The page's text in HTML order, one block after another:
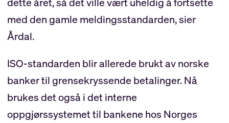
med den gamle meldingsstandarden, sier
Årdal.
ISO-standarden blir allerede brukt av norske
banker til grensekryssende betalinger. Nå
brukes det også i det interne
oppgjørssystemet til bankene hos Norges